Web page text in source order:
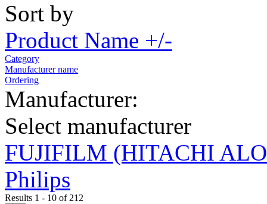
Sort by
Product Name +/-
Category
Manufacturer name
Ordering
Manufacturer:
Select manufacturer
FUJIFILM (HITACHI
Philips
Results 1 - 10 of 212